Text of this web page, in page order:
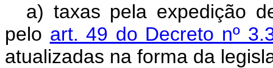
a) taxas pela expedição
pelo art. 49 do Decreto nº
atualizadas na forma da